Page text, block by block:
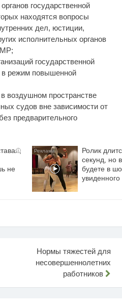
государственной
находятся вопросы
дел, юстиции,
исполнительных органов
государственной
в режим повышенной
воздушном пространстве
судов вне зависимости от
предварительного
i
не
Ролик
секунд, но
будете в
увиденного
Нормы тяжестей для
несовершеннолетних
работников